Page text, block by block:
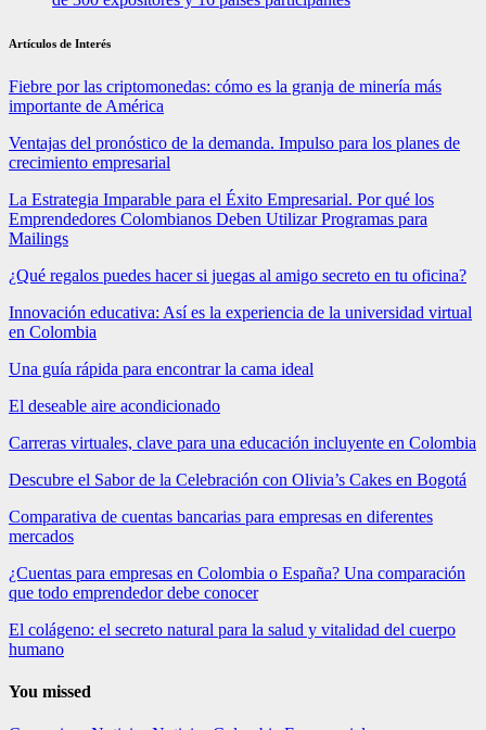
Artículos de Interés
Fiebre por las criptomonedas: cómo es la granja de minería más
importante de América
Ventajas del pronóstico de la demanda. Impulso para los planes de
crecimiento empresarial
La Estrategia Imparable para el Éxito Empresarial. Por qué los
Emprendedores Colombianos Deben Utilizar Programas para
Mailings
¿Qué regalos puedes hacer si juegas al amigo secreto en tu oficina?
Innovación educativa: Así es la experiencia de la universidad virtual
en Colombia
Una guía rápida para encontrar la cama ideal
El deseable aire acondicionado
Carreras virtuales, clave para una educación incluyente en Colombia
Descubre el Sabor de la Celebración con Olivia’s Cakes en Bogotá
Comparativa de cuentas bancarias para empresas en diferentes
mercados
¿Cuentas para empresas en Colombia o España? Una comparación
que todo emprendedor debe conocer
El colágeno: el secreto natural para la salud y vitalidad del cuerpo
humano
You missed